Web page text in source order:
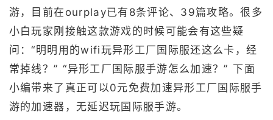
游，目前在ourplay已有8条评论、39篇攻略。很多
小白玩家刚接触这款游戏的时候可能会有这些疑
问：“明明用的wifi玩异形工厂国际服还这么卡，经
常掉线？” “异形工厂国际服手游怎么加速？” 下面
小编带来了真正可以0元免费加速异形工厂国际服手
游的加速器，无延迟玩国际服手游。